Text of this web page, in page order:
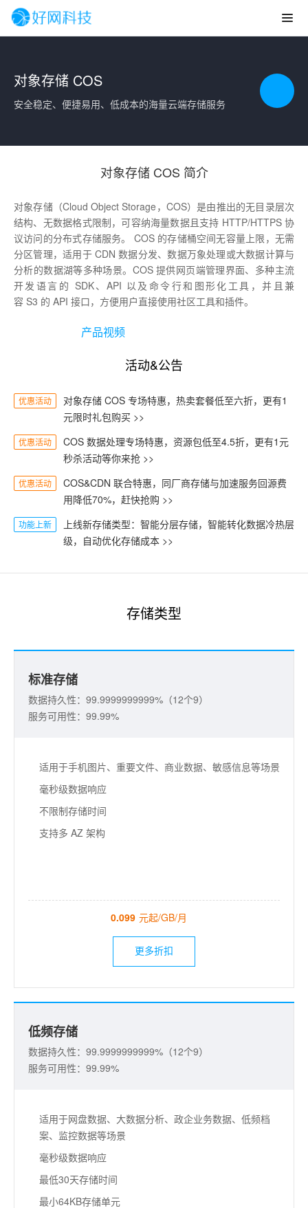
对象存储 COS
安全稳定、便捷易用、低成本的海量云端存储服务
对象存储 COS 简介
对象存储（Cloud Object Storage，COS）是由推出的无目录层次
结构、无数据格式限制，可容纳海量数据且支持 HTTP/HTTPS 协
议访问的分布式存储服务。 COS 的存储桶空间无容量上限，无需
分区管理，适用于 CDN 数据分发、数据万象处理或大数据计算与
分析的数据湖等多种场景。COS 提供网页端管理界面、多种主流
开发语言的 SDK、API 以及命令行和图形化工具，并且兼
容 S3 的 API 接口，方便用户直接使用社区工具和插件。
产品视频
活动&公告
优惠活动
对象存储 COS 专场特惠，热卖套餐低至六折，更有1
元限时礼包购买 >>
优惠活动
COS 数据处理专场特惠，资源包低至4.5折，更有1元
秒杀活动等你来抢 >>
优惠活动
COS&CDN 联合特惠，同厂商存储与加速服务回源费
用降低70%，赶快抢购 >>
功能上新
上线新存储类型：智能分层存储，智能转化数据冷热层
级，自动优化存储成本 >>
存储类型
标准存储
数据持久性：99.9999999999%（12个9）
服务可用性：99.99%
适用于手机图片、重要文件、商业数据、敏感信息等场景
毫秒级数据响应
不限制存储时间
支持多 AZ 架构
0.099 元起/GB/月
更多折扣
低频存储
数据持久性：99.9999999999%（12个9）
服务可用性：99.99%
适用于网盘数据、大数据分析、政企业务数据、低频档
案、监控数据等场景
毫秒级数据响应
最低30天存储时间
最小64KB存储单元